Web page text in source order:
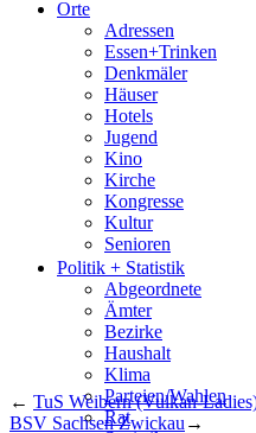
Sport
Who is who
Wohnen
Orte
Adressen
Essen+Trinken
Denkmäler
Häuser
Hotels
Jugend
Kino
Kirche
Kongresse
Kultur
Senioren
Stadtführer
Straßen
Politik + Statistik
Abgeordnete
Ämter
Bezirke
Haushalt
Klima
Parteien/Wahlen
Rat
← TuS Weibern (Vulkan-
BSV Sachsen Zwickau →